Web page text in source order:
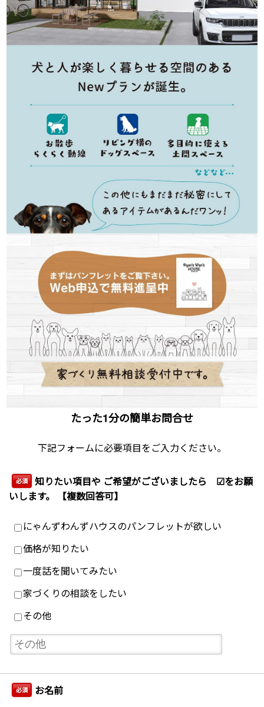
たった1分の簡単お問合せ
下記フォームに必要項目をご入力ください。
必須
知りたい項目や ご希望がございましたら ☑をお願
いします。 【複数回答可】
にゃんずわんずハウスのパンフレットが欲しい
価格が知りたい
一度話を聞いてみたい
家づくりの相談をしたい
その他
必須 お名前